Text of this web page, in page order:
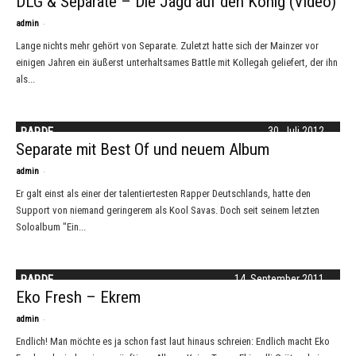
admin -
Lange nichts mehr gehört von Separate. Zuletzt hatte sich der Mainzer vor
einigen Jahren ein äußerst unterhaltsames Battle mit Kollegah geliefert, der ihn
als...
30. Juli 2012
RAP.DE
Separate mit Best Of und neuem Album
admin -
Er galt einst als einer der talentiertesten Rapper Deutschlands, hatte den
Support von niemand geringerem als Kool Savas. Doch seit seinem letzten
Soloalbum "Ein...
14. September 2011
RAP.DE
Eko Fresh – Ekrem
admin -
Endlich! Man möchte es ja schon fast laut hinaus schreien: Endlich macht Eko